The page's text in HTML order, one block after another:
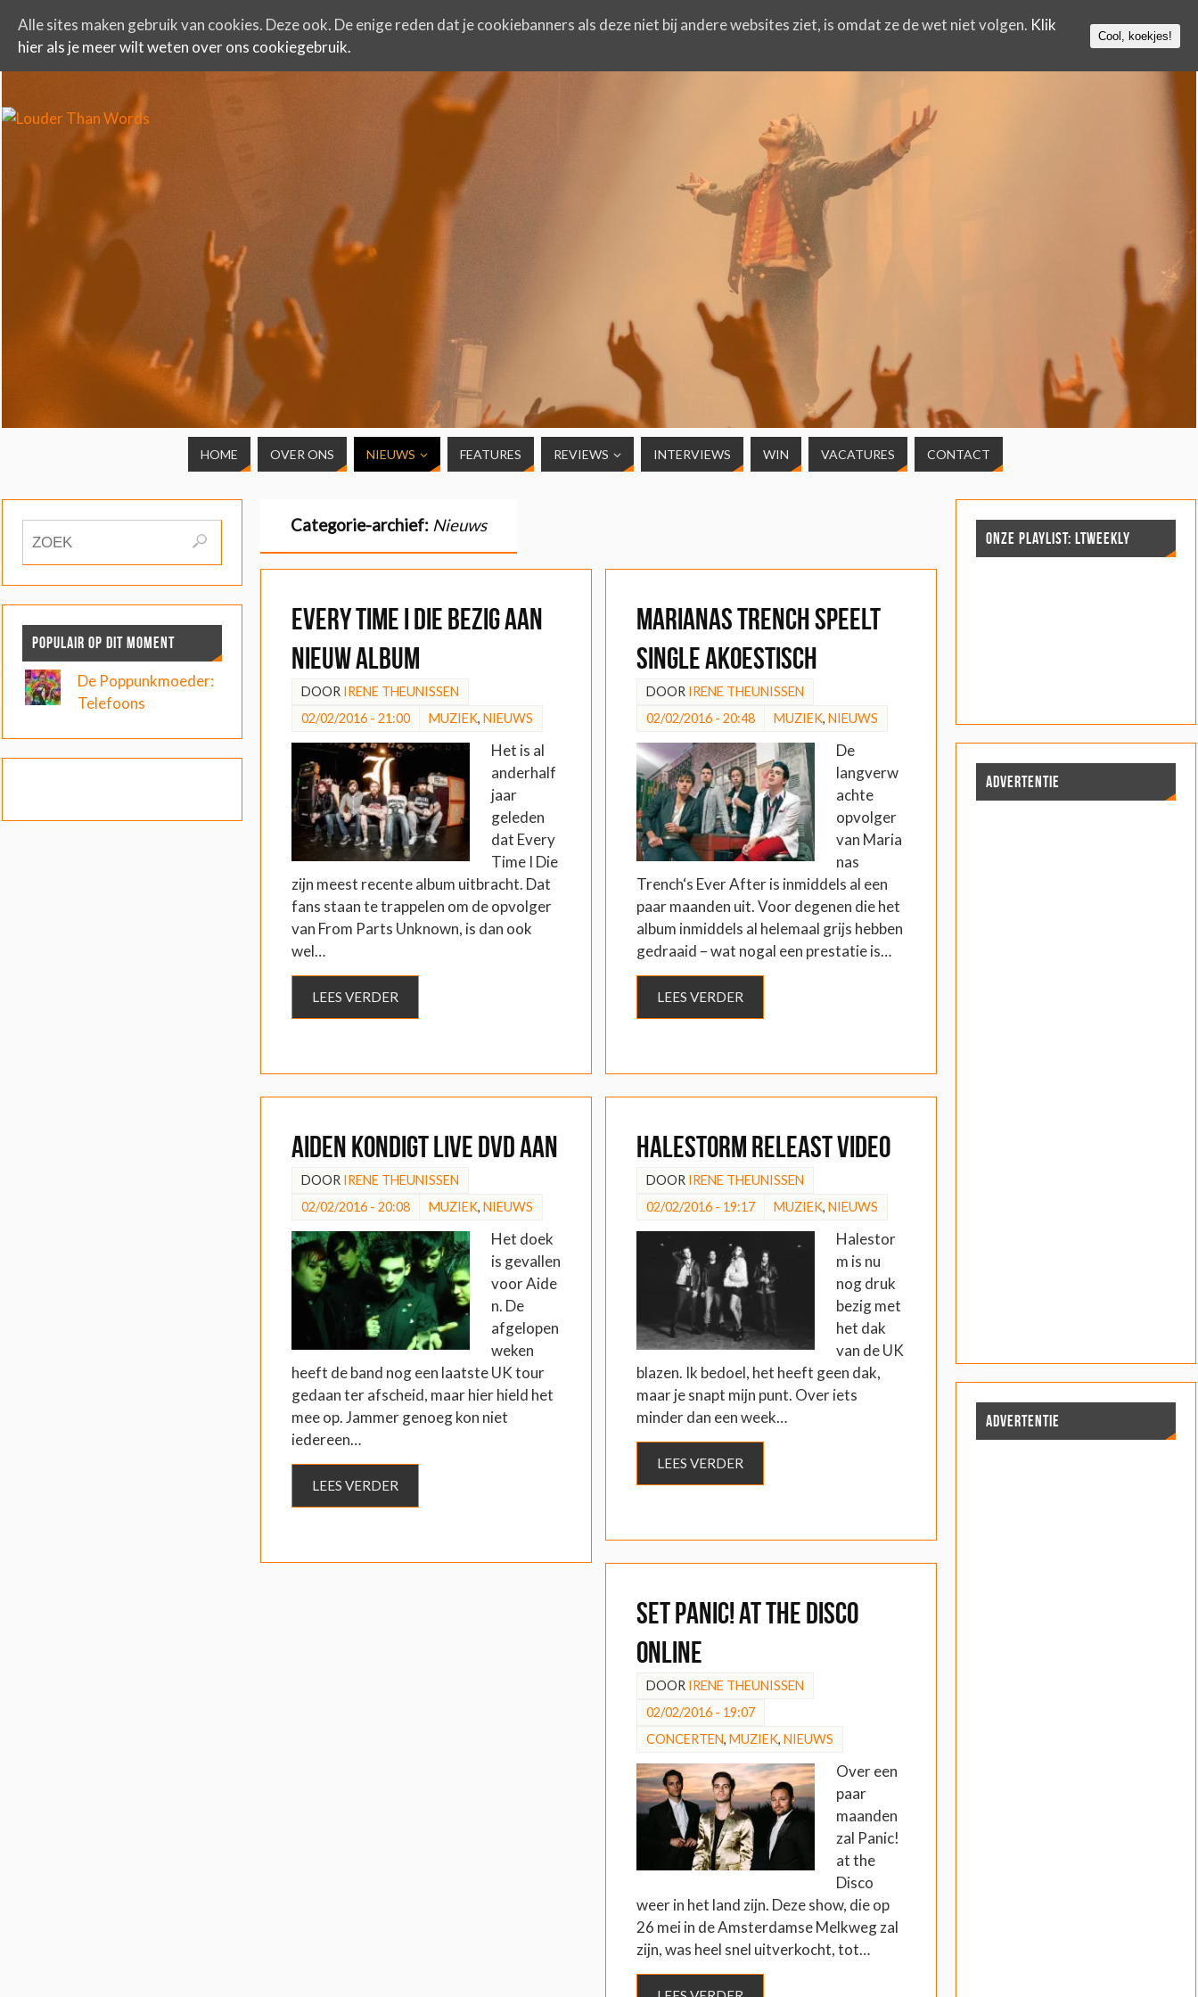
HOME OVER ONS NIEUWS FEATURES REVIEWS INTERVIEWS WIN VACATURES CONTACT
Categorie-archief: Nieuws
Every Time I Die bezig aan
nieuw album
DOOR IRENE THEUNISSEN
02/02/2016 - 21:00
MUZIEK, NIEUWS
Het is al
anderhalf
jaar
geleden
dat Every
Time I Die
zijn meest recente album uitbracht. Dat
fans staan te trappelen om de opvolger
van From Parts Unknown, is dan ook
wel…
LEES VERDER
Marianas Trench speelt
single akoestisch
DOOR IRENE THEUNISSEN
02/02/2016 - 20:48
MUZIEK, NIEUWS
De
langverw
achte
opvolger
van Maria
nas
Trench‘s Ever After is inmiddels al een
paar maanden uit. Voor degenen die het
album inmiddels al helemaal grijs hebben
gedraaid – wat nogal een prestatie is…
LEES VERDER
Aiden kondigt live DVD aan
DOOR IRENE THEUNISSEN
02/02/2016 - 20:08
MUZIEK, NIEUWS
Het doek
is gevallen
voor Aide
n. De
afgelopen
weken
heeft de band nog een laatste UK tour
gedaan ter afscheid, maar hier hield het
mee op. Jammer genoeg kon niet
iedereen…
LEES VERDER
Halestorm releast video
DOOR IRENE THEUNISSEN
02/02/2016 - 19:17
MUZIEK, NIEUWS
Halestor
m is nu
nog druk
bezig met
het dak
van de UK
blazen. Ik bedoel, het heeft geen dak,
maar je snapt mijn punt. Over iets
minder dan een week…
LEES VERDER
Set Panic! at the Disco
online
DOOR IRENE THEUNISSEN
02/02/2016 - 19:07
CONCERTEN, MUZIEK, NIEUWS
Over een
paar
maanden
zal Panic!
at the
Disco
weer in het land zijn. Deze show, die op
26 mei in de Amsterdamse Melkweg zal
zijn, was heel snel uitverkocht, tot…
POPULAIR OP DIT MOMENT
De Poppunkmoeder:
Telefoons
ONZE PLAYLIST: LTWEEKLY
ADVERTENTIE
ADVERTENTIE
Alle sites maken gebruik van cookies. Deze ook. De enige reden dat je cookiebanners als deze niet bij andere websites ziet, is omdat ze de wet niet volgen. Klik
hier als je meer wilt weten over ons cookiegebruik.
Cool, koekjes!